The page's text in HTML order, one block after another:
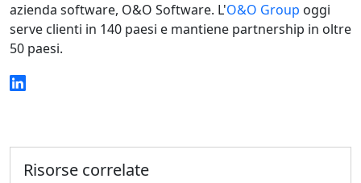
azienda software, O&O Software. L'O&O Group oggi
serve clienti in 140 paesi e mantiene partnership in oltre
50 paesi.
Risorse correlate